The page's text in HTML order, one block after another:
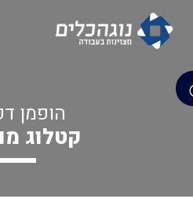
הופמן
קטלוג